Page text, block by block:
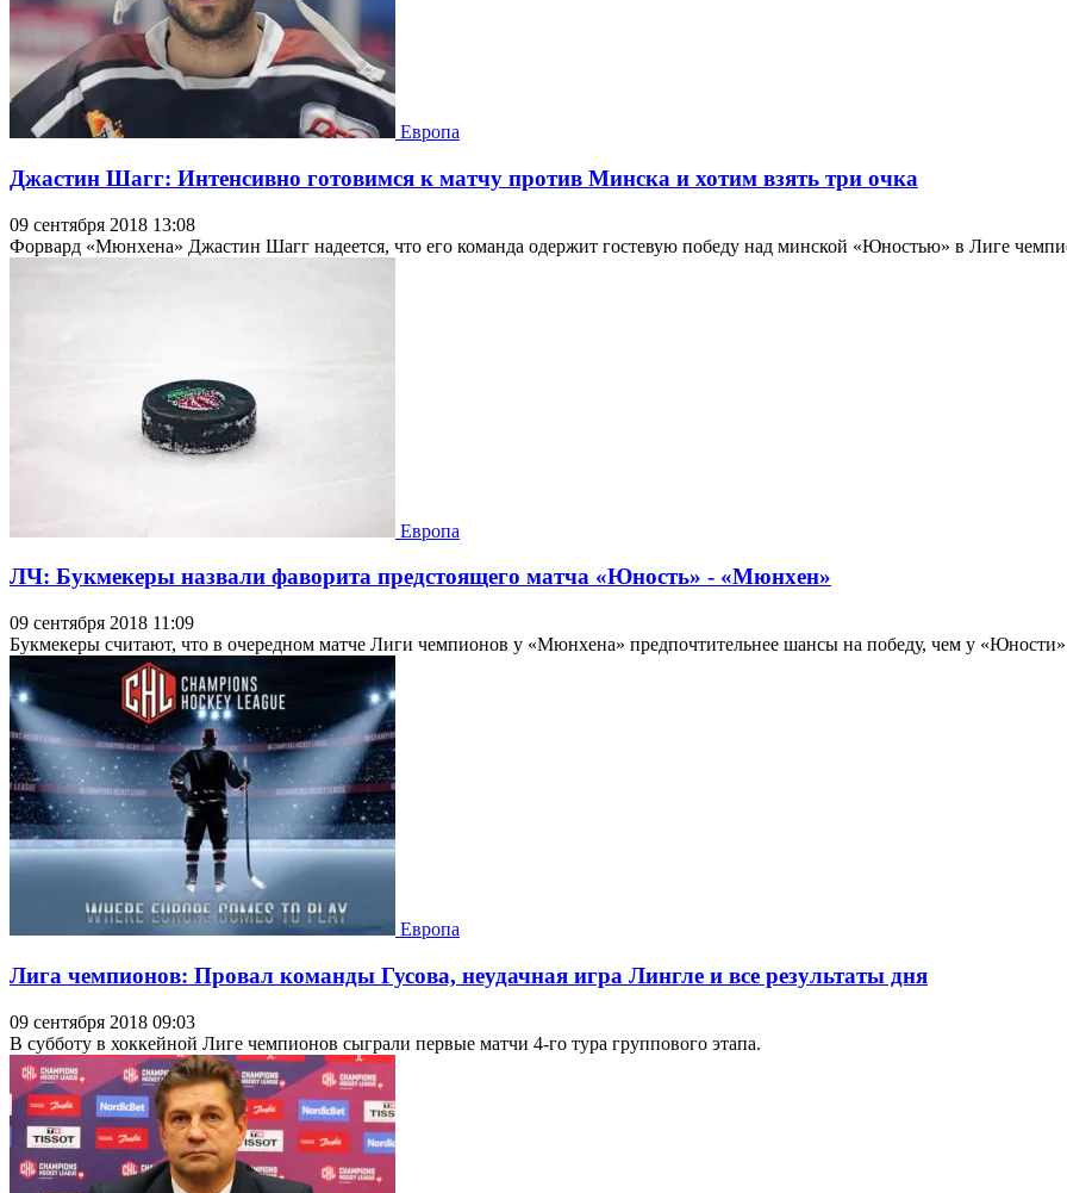
Европа
Джастин Шагг: Интенсивно готовимся к матчу против Минска и хотим взять три очка
09 сентября 2018 13:08
Форвард «Мюнхена» Джастин Шагг надеется, что его команда одержит гостевую победу над минской «Юностью» в Лиге
Европа
ЛЧ: Букмекеры назвали фаворита предстоящего матча «Юность» - «Мюнхен»
09 сентября 2018 11:09
Букмекеры считают, что в очередном матче Лиги чемпионов у «Мюнхена» предпочтительнее шансы на победу, чем у
Европа
Лига чемпионов: Провал команды Гусова, неудачная игра Лингле и все результаты дня
09 сентября 2018 09:03
В субботу в хоккейной Лиге чемпионов сыграли первые матчи 4-го тура группового этапа.